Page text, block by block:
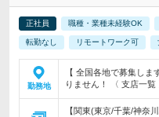
正社員 職種・業種未経験OK
転勤なし リモートワーク可
勤務地
【 全国各地で募集し
りません！ 〈 支店一覧
【関東(東京/千葉/神奈